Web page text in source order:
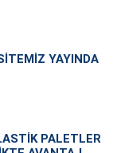
YAYINDA
PALETLER